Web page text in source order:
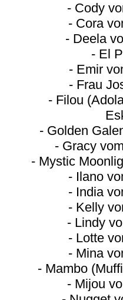
- Cody
- Cora
- Deela
- El
- Emir
- Frau
- Filou
- Golden
- Gracy
- Mystic
- Ilano
- India
- Kelly
- Lindy
- Lotte
- Mina
- Mambo
- Mijou